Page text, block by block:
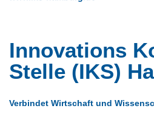
Innovations
Stelle (IKS)
Verbindet Wirtschaft und